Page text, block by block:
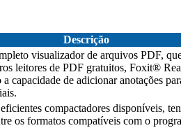
Descrição
visualizador de arquivos PDF,
leitores de PDF gratuitos, Foxit®
capacidade de adicionar anotações
compactadores disponíveis,
os formatos compatíveis com o